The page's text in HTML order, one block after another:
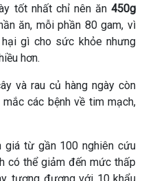
tốt nhất chỉ nên ăn450g
ăn, mỗi phần 80 gam, vì
gì cho sức khỏe nhưng
hơn.
và rau củ hàng ngày còn
các bệnh về tim mạch,
giá từ gần 100 nghiên cứu
có thể giảm đến mức thấp